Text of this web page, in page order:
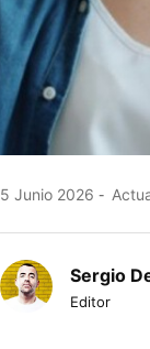
5 Junio 2026
Sergio
Editor